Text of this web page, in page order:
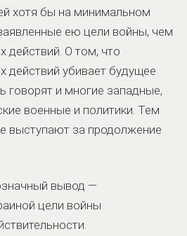
хотя бы на минимальном
ею цели войны, чем
действий. О том, что
действий убивает будущее
говорят и многие западные,
военные и политики. Тем
выступают за продолжение
вывод —
цели войны